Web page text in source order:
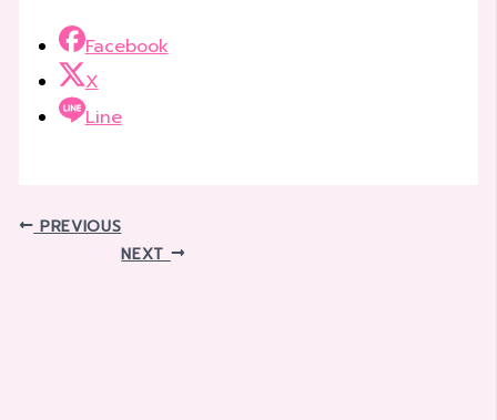
Facebook
X
Line
PREVIOUS
NEXT